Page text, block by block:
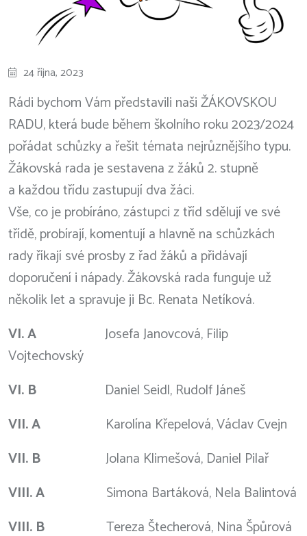
24 října, 2023
Rádi bychom Vám představili naši ŽÁKOVSKOU
RADU, která bude během školního roku 2023/2024
pořádat schůzky a řešit témata nejrůznějšího typu.
Žákovská rada je sestavena z žáků 2. stupně
a každou třídu zastupují dva žáci.
Vše, co je probíráno, zástupci z tříd sdělují ve své
třídě, probírají, komentují a hlavně na schůzkách
rady říkají své prosby z řad žáků a přidávají
doporučení i nápady. Žákovská rada funguje už
několik let a spravuje ji Bc. Renata Netíková.
VI. A
Josefa Janovcová, Filip
Vojtechovský
VI. B
Daniel Seidl, Rudolf Jáneš
VII. A
Karolína Křepelová, Václav Cvejn
VII. B
Jolana Klimešová, Daniel Pilař
VIII. A
Simona Bartáková, Nela Balintová
VIII. B Tereza Štecherová, Nina Špůrová